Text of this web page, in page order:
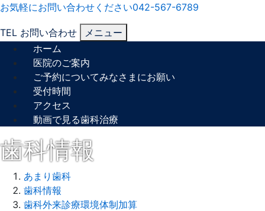
お気軽にお問い合わせください042-567-6789
TEL お問い合わせ
メニュー
ホーム
医院のご案内
ご予約についてみなさまにお願い
受付時間
アクセス
動画で見る歯科治療
歯科情報
あまり歯科
歯科情報
歯科外来診療環境体制加算